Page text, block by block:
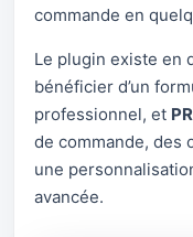
commande en
Le plugin existe en
bénéficier d’un
professionnel, et
de commande, des
une
avancée.